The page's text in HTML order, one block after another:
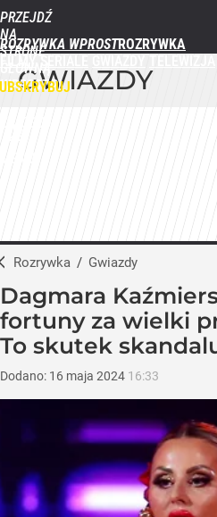
PRZEJDŹ
NA
STRONĘ
GŁÓWNĄ
WPROST.PL
ROZRYWKA WPROST
GWIAZDY
Rozrywka / Gwiazdy
Dagmara
fortuny za wielki
To skutek
Dodano: 16 maja 2024 16:33